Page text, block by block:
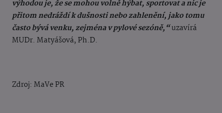
výhodou je, že se mohou volně hýbat, sportovat a nic je
přitom nedráždí k dušnosti nebo zahlenění, jako tomu
často bývá venku, zejména v pylové sezóně,“uzavírá
MUDr. Matyášová, Ph.D.
Zdroj: MaVe PR